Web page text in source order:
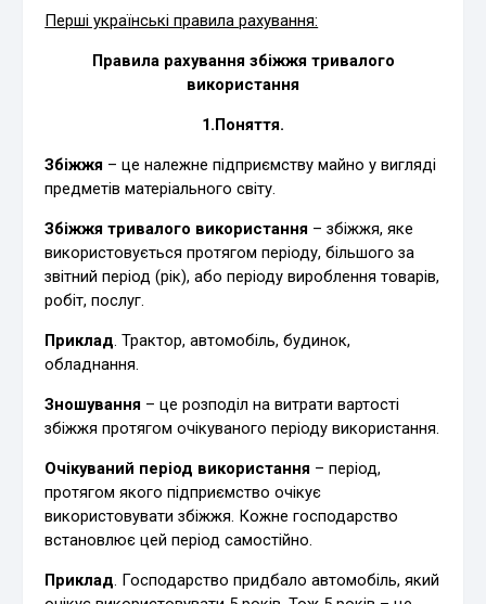
Перші українські правила рахування:
Правила рахування збіжжя тривалого
використання
1.Поняття.
Збіжжя – це належне підприємству майно у вигляді
предметів матеріального світу.
Збіжжя тривалого використання – збіжжя, яке
використовується протягом періоду, більшого за
звітний період (рік), або періоду вироблення товарів,
робіт, послуг.
Приклад. Трактор, автомобіль, будинок,
обладнання.
Зношування – це розподіл на витрати вартості
збіжжя протягом очікуваного періоду використання.
Очікуваний період використання – період,
протягом якого підприємство очікує
використовувати збіжжя. Кожне господарство
встановлює цей період самостійно.
Приклад. Господарство придбало автомобіль, який